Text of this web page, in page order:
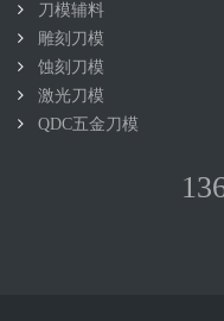
刀模辅料
雕刻刀模
蚀刻刀模
激光刀模
QDC五金刀模